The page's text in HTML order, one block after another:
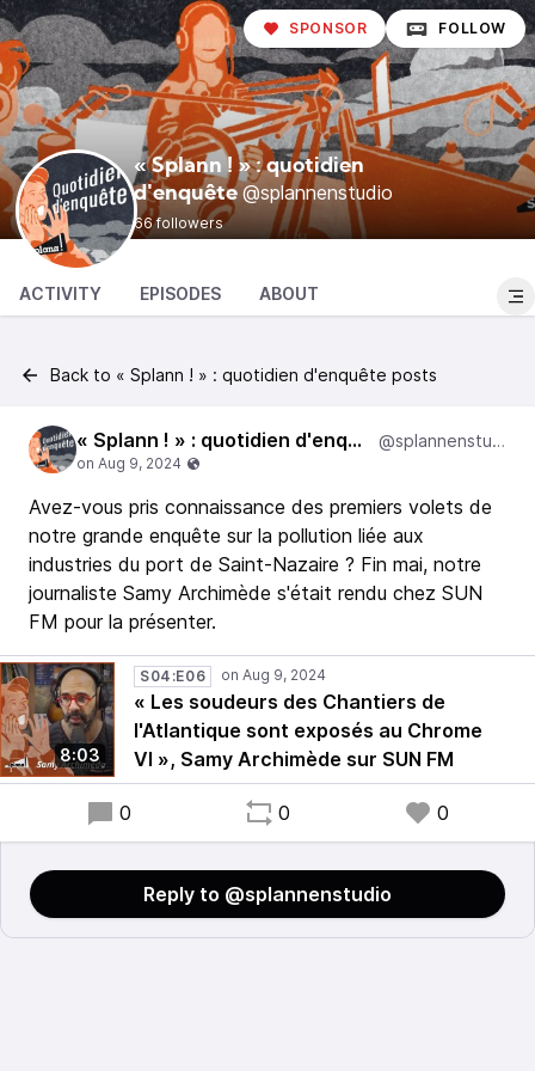
« Splann ! » : quotidien
d'enquête @splannenstudio
66 followers
SPONSOR FOLLOW
ACTIVITY EPISODES ABOUT
Back to « Splann ! » : quotidien d'enquête posts
« Splann ! » : quotidien d'enquête @splannenstudio
Avez-vous pris connaissance des premiers volets de
notre grande enquête sur la pollution liée aux
industries du port de Saint-Nazaire ? Fin mai, notre
journaliste Samy Archimède s'était rendu chez SUN
FM pour la présenter.
8:03
S04:E06
« Les soudeurs des Chantiers de
l'Atlantique sont exposés au Chrome
VI », Samy Archimède sur SUN FM
0 0 0
Reply to @splannenstudio